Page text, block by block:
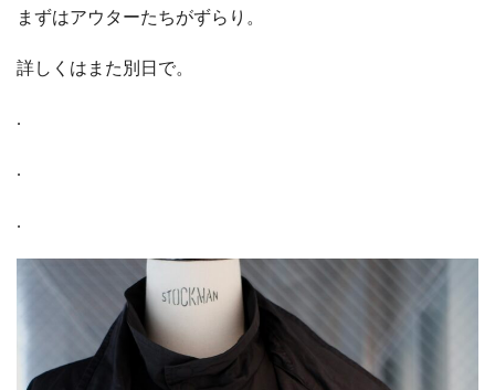
まずはアウターたちがずらり。
詳しくはまた別日で。
.
.
.